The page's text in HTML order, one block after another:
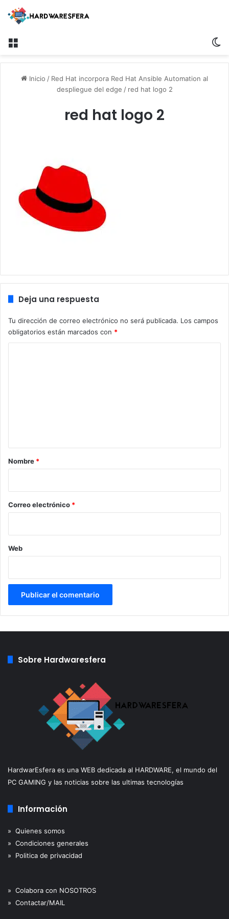
Inicio / Red Hat incorpora Red Hat Ansible Automation al
despliegue del edge / red hat logo 2
red hat logo 2
Deja una respuesta
Tu dirección de correo electrónico no será publicada. Los campos
obligatorios están marcados con *
r
*
Nombre *
Correo electrónico *
Web
Sobre Hardwaresfera
HardwarEsfera es una WEB dedicada al HARDWARE, el mundo del
PC GAMING y las noticias sobre las ultimas tecnologías
Información
» Quienes somos
» Condiciones generales
» Politica de privacidad
» Colabora con NOSOTROS
» Contactar/MAIL